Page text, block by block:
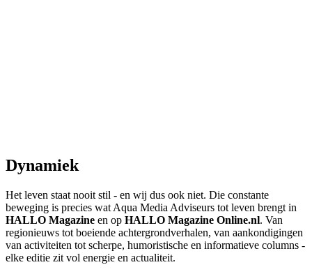
Dynamiek
Het leven staat nooit stil - en wij dus ook niet. Die constante
beweging is precies wat Aqua Media Adviseurs tot leven brengt in
HALLO Magazine en op HALLO Magazine Online.nl. Van
regionieuws tot boeiende achtergrondverhalen, van aankondigingen
van activiteiten tot scherpe, humoristische en informatieve columns -
elke editie zit vol energie en actualiteit.